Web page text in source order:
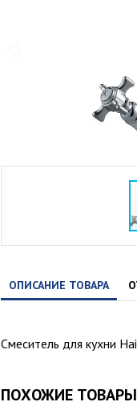
ОПИСАНИЕ ТОВАРА
Смеситель для кухни
ПОХОЖИЕ ТОВАРЫ